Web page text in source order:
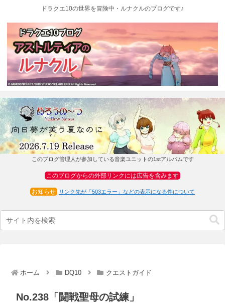
ドラクエ10の世界を冒険中・ルナクルのブログです♪
このブログ管理人が参加している音楽ユニットの1stアルバムです
このブログからの外部リンクには広告を含みます
お知らせ リンク先が「503エラー」などの表示になる件について
ホーム DQ10 クエストガイド
No.238「闘戦聖母の試練」